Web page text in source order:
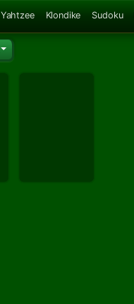
Yahtzee Klondike Sudoku